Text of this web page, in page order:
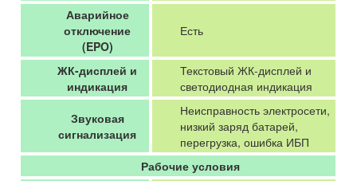
Аварийное
отключение
(EPO)
Есть
ЖК-дисплей и
индикация
Текстовый ЖК-дисплей и
светодиодная индикация
Звуковая
сигнализация
Неисправность электросети,
низкий заряд батарей,
перегрузка, ошибка ИБП
Рабочие условия